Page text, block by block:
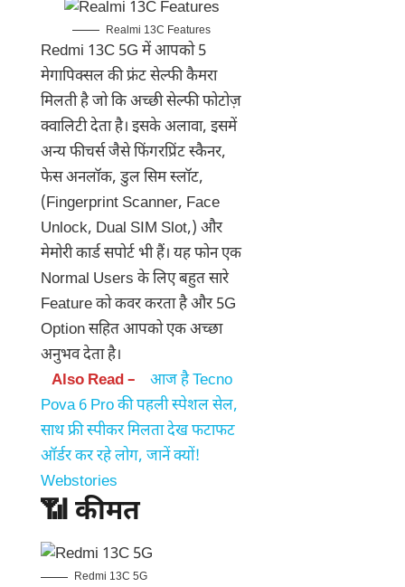
Realmi 13C Features
Redmi 13C 5G में आपको 5
मेगापिक्सल की फ्रंट सेल्फी कैमरा
मिलती है जो कि अच्छी सेल्फी फोटोज़
क्वालिटी देता है। इसके अलावा, इसमें
अन्य फीचर्स जैसे फिंगरप्रिंट स्कैनर,
फेस अनलॉक, डुल सिम स्लॉट,
(Fingerprint Scanner, Face
Unlock, Dual SIM Slot,) और
मेमोरी कार्ड सपोर्ट भी हैं। यह फोन एक
Normal Users के लिए बहुत सारे
Feature को कवर करता है और 5G
Option सहित आपको एक अच्छा
अनुभव देता है।
Also Read –
आज है Tecno
Pova 6 Pro की पहली स्पेशल सेल,
साथ फ्री स्पीकर मिलता देख फटाफट
ऑर्डर कर रहे लोग, जानें क्यों!
Webstories
📶 कीमत
Redmi 13C 5G